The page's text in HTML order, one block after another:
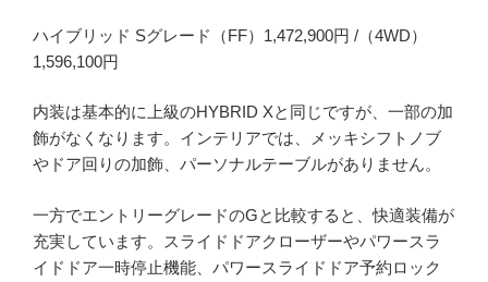
ハイブリッド Sグレード（FF）1,472,900円 /（4WD）
1,596,100円
内装は基本的に上級のHYBRID Xと同じですが、一部の加
飾がなくなります。インテリアでは、メッキシフトノブ
やドア回りの加飾、パーソナルテーブルがありません。
一方でエントリーグレードのGと比較すると、快適装備が
充実しています。スライドドアクローザーやパワースラ
イドドア一時停止機能、パワースライドドア予約ロック